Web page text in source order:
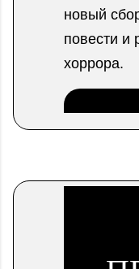
новый
повести и
хоррора.
.